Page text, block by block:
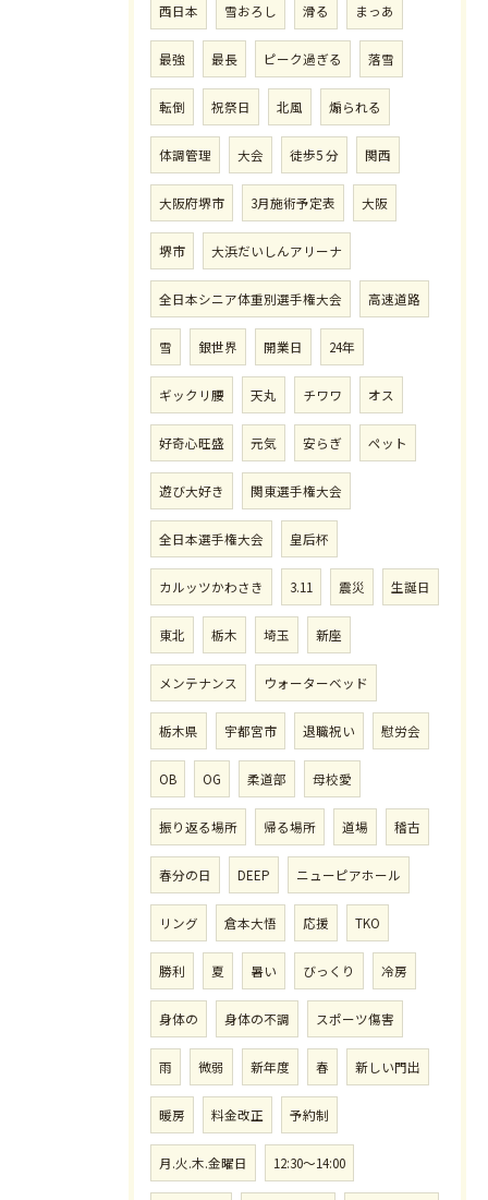
西日本 雪おろし 滑る まっあ
最強 最長 ピーク過ぎる 落雪
転倒 祝祭日 北風 煽られる
体調管理 大会 徒歩5 分 関西
大阪府堺市 3月施術予定表 大阪
堺市 大浜だいしんアリーナ
全日本シニア体重別選手権大会 高速道路
雪 銀世界 開業日 24年
ギックリ腰 天丸 チワワ オス
好奇心旺盛 元気 安らぎ ペット
遊び大好き 関東選手権大会
全日本選手権大会 皇后杯
カルッツかわさき 3.11 震災 生誕日
東北 栃木 埼玉 新座
メンテナンス ウォーターベッド
栃木県 宇都宮市 退職祝い 慰労会
OB OG 柔道部 母校愛
振り返る場所 帰る場所 道場 稽古
春分の日 DEEP ニューピアホール
リング 倉本大悟 応援 TKO
勝利 夏 暑い びっくり 冷房
身体の 身体の不調 スポーツ傷害
雨 微弱 新年度 春 新しい門出
暖房 料金改正 予約制
月.火.木.金曜日 12:30〜14:00